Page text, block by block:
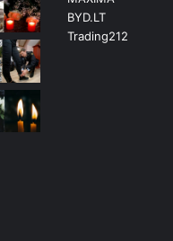
BYD.LT
Trading212